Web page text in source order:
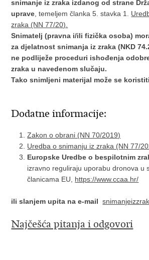
snimanje iz zraka izdanog od strane
uprave , temeljem članka 5. stavka 1.
zraka (NN 77/20).
Snimatelj (pravna i/ili fizička osoba)
za djelatnost snimanja iz zraka (NKD
ne podliježe proceduri ishođenja
zraka u navedenom slučaju.
Tako snimljeni materijal može se
Dodatne informacije:
Zakon o obrani (NN 70/2019)
Uredba o snimanju iz zraka (NN 77/
Europske Uredbe o bespilotnim
izravno reguliraju uporabu dronova u
članicama EU, https://www.ccaa.hr/
ili slanjem upita na e-mail
Najčešća pitanja i odgovori